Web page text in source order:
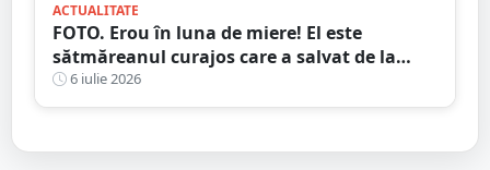
ACTUALITATE
FOTO. Erou în luna de miere! El este
sătmăreanul curajos care a salvat de la
moarte o turistă în Creta
6 iulie 2026